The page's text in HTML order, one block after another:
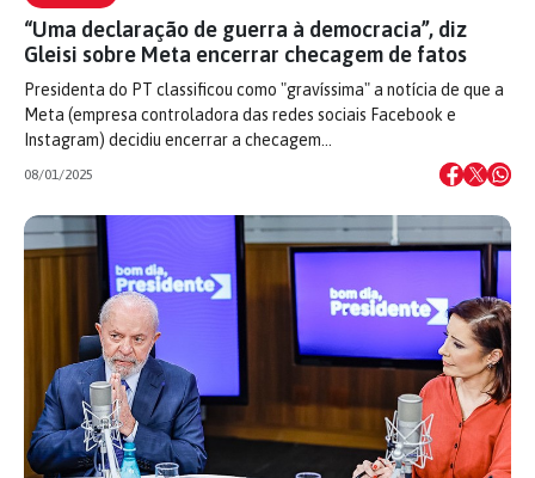
“Uma declaração de guerra à democracia”, diz
Gleisi sobre Meta encerrar checagem de fatos
Presidenta do PT classificou como "gravíssima" a notícia de que a
Meta (empresa controladora das redes sociais Facebook e
Instagram) decidiu encerrar a checagem…
08/01/2025